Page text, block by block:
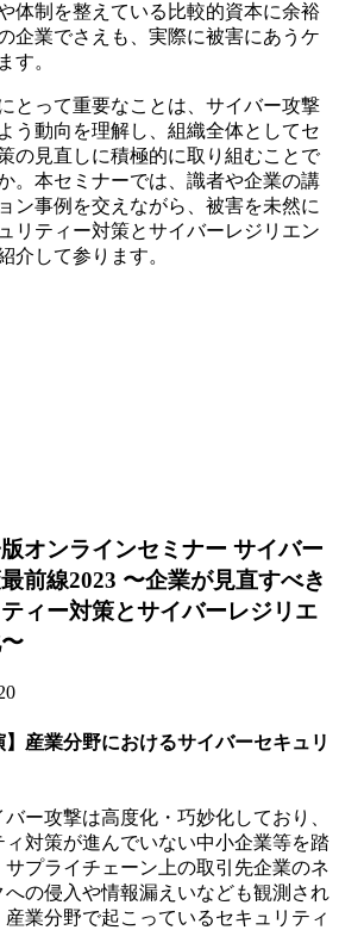
体制を整えている比較的資本に余裕
企業でさえも、実際に被害にあうケ
す。
とって重要なことは、サイバー攻撃
う動向を理解し、組織全体としてセ
の見直しに積極的に取り組むことで
。本セミナーでは、識者や企業の講
ン事例を交えながら、被害を未然に
リティー対策とサイバーレジリエン
介して参ります。
オンラインセミナー サイバー
前線2023 〜企業が見直すべき
ィー対策とサイバーレジリエ
】産業分野におけるサイバーセキュリ
ー攻撃は高度化・巧妙化しており、
ィ対策が進んでいない中小企業等を踏
サプライチェーン上の取引先企業のネ
への侵入や情報漏えいなども観測され
業分野で起こっているセキュリティ